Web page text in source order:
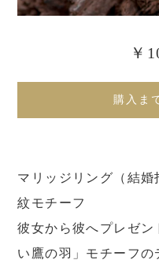
￥
購入ま
マリッジリング（結
紋モチーフ
彼女から彼へプレゼン
い鷹の羽」モチーフ